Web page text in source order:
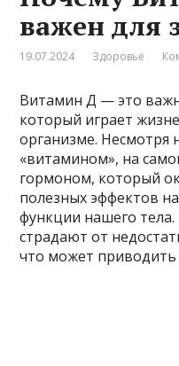
важен для
19.07.2024 Здоровье
Витамин Д — это
который играет
организме. Несмотря
«витамином», на
гормоном, который
полезных эффектов
функции нашего
страдают от
что может